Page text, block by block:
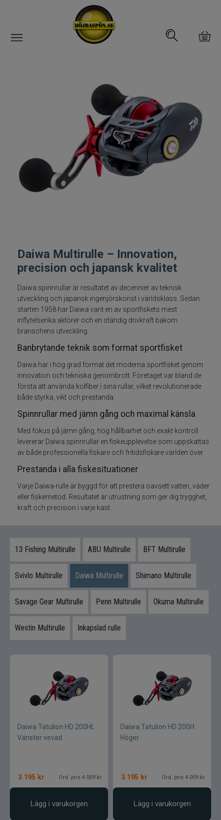
Haspelrulle
Multirulle
Flugrullar
Tillbehör fiskerullar
Spön
Fiskedrag
Fiskelinor
Småplock
Tillbehör
Flugbindning
Flugfiske
Vinterfiske
Kläder
Trolling
Specimenfiske
Varumärken
Daiwa Multirulle – Innovation,
precision och japansk kvalitet
Daiwa spinnrullar är resultatet av decennier av teknisk
utveckling och japansk ingenjörskonst i världsklass. Sedan
starten 1958 har Daiwa varit en av sportfiskets mest
inflytelserika aktörer och en ständig drivkraft bakom
branschens utveckling.
Banbrytande teknik som format sportfisket
Daiwa har i hög grad format det moderna sportfisket genom
innovation och tekniska genombrott. Företaget var bland de
första att använda kolfiber i sina rullar, vilket revolutionerade
både styrka, vikt och prestanda.
Spinnrullar med jämn gång och maximal känsla
Med fokus på jämn gång, hög hållbarhet och exakt kontroll
levererar Daiwa spinnrullar en fiskeupplevelse som uppskattas
av både professionella fiskare och fritidsfiskare världen över.
Prestanda i alla fiskesituationer
Varje Daiwa-rulle är byggd för att prestera oavsett vatten, väder
eller fiskemetod. Resultatet är utrustning som ger dig trygghet,
kraft och precision i varje kast.
13 Fishing Multirulle ABU Multirulle BFT Multirulle
Svivlo Multirulle Daiwa Multirulle Shimano Multirulle
Savage Gear Multirulle Penn Multirulle Okuma Multirulle
Westin Multirulle Inkapslad rulle
Daiwa Tatulion HD 200HL
Vänster vevad
3 195 kr Ord. pris 4 009 kr
Lägg i varukorgen
Daiwa Tatulion HD 200H
Höger
3 195 kr Ord. pris 4 009 kr
Lägg i varukorgen